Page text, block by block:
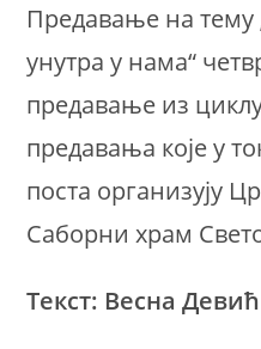
Предавање на тему
унутра у нама“
предавање из
предавања које у
поста организују
Саборни храм
Текст: Весна Девић